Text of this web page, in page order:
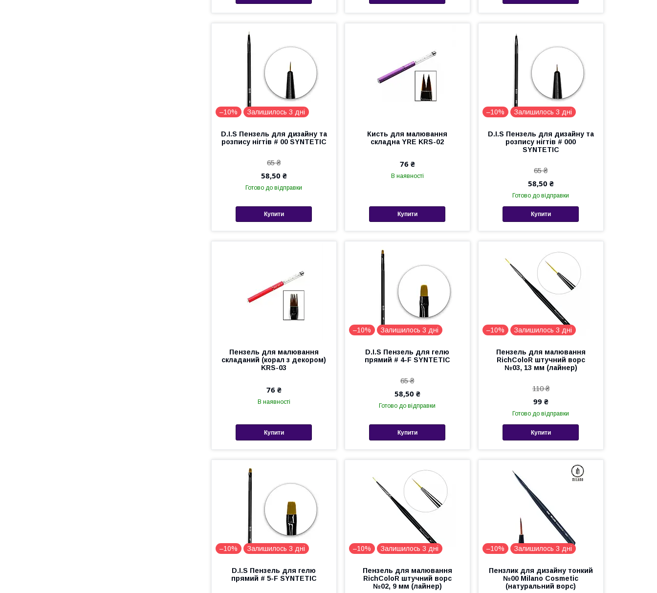
–10% Залишилось 3 дні
D.I.S Пензель для дизайну та
розпису нігтів # 00 SYNTETIC
65 ₴
58,50 ₴
Готово до відправки
Купити
Кисть для малювання
складна YRE KRS-02
76 ₴
В наявності
Купити
–10% Залишилось 3 дні
D.I.S Пензель для дизайну та
розпису нігтів # 000
SYNTETIC
65 ₴
58,50 ₴
Готово до відправки
Купити
Пензель для малювання
складаний (корал з декором)
KRS-03
76 ₴
В наявності
Купити
–10% Залишилось 3 дні
D.I.S Пензель для гелю
прямий # 4-F SYNTETIC
65 ₴
58,50 ₴
Готово до відправки
Купити
–10% Залишилось 3 дні
Пензель для малювання
RichColoR штучний ворс
№03, 13 мм (лайнер)
110 ₴
99 ₴
Готово до відправки
Купити
–10% Залишилось 3 дні
D.I.S Пензель для гелю
прямий # 5-F SYNTETIC
–10% Залишилось 3 дні
Пензель для малювання
RichColoR штучний ворс
№02, 9 мм (лайнер)
–10% Залишилось 3 дні
Пензлик для дизайну тонкий
№00 Milano Cosmetic
(натуральний ворс)